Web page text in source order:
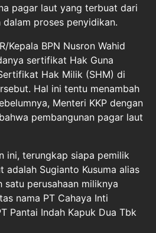
pagar laut yang terbuat dari
proses penyidikan.
Kepala BPN Nusron Wahid
sertifikat Hak Guna
Hak Milik (SHM) di
Hal ini tentu menambah
Menteri KKP dengan
pembangunan pagar laut
ini, terungkap siapa pemilik
adalah Sugianto Kusuma alias
satu perusahaan miliknya
nama PT Cahaya Inti
Pantai Indah Kapuk Dua Tbk